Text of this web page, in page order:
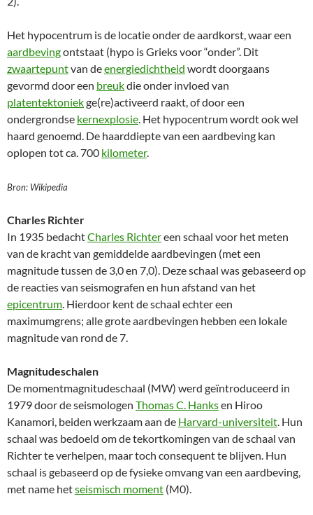
Het hypocentrum is de locatie onder de aardkorst, waar een
aardbevingontstaat (hypo is Grieks voor “onder”. Dit
zwaartepuntvan deenergiedichtheid wordt doorgaans
gevormd door een breukdie onder invloed van
platentektoniekge(re)activeerd raakt, of door een
ondergrondse kernexplosie. Het hypocentrum wordt ook wel
haard genoemd. De haarddiepte van een aardbeving kan
oplopen tot ca. 700 kilometer.
Bron: Wikipedia
Charles Richter
In 1935 bedachtCharles Richtereen schaal voor het meten
van de kracht van gemiddelde aardbevingen (met een
magnitude tussen de 3,0 en 7,0). Deze schaal was gebaseerd op
de reacties van seismografen en hun afstand van het
epicentrum. Hierdoor kent de schaal echter een
maximumgrens; alle grote aardbevingen hebben een lokale
magnitude van rond de 7.
Magnitudeschalen
De momentmagnitudeschaal (MW) werd geïntroduceerd in
1979 door de seismologen Thomas C. Hanksen Hiroo
Kanamori, beiden werkzaam aan de Harvard-universiteit. Hun
schaal was bedoeld om de tekortkomingen van de schaal van
Richter te verhelpen, maar toch consequent te blijven. Hun
schaal is gebaseerd op de fysieke omvang van een aardbeving,
met name hetseismisch moment (M0).